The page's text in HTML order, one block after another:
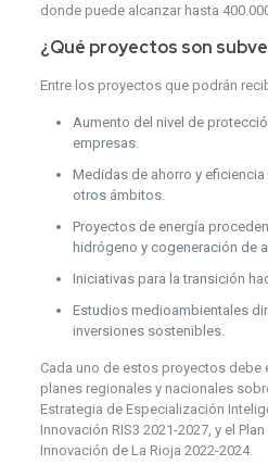
donde puede alcanzar hasta
¿Qué proyectos son
Entre los proyectos que podrán
Aumento del nivel de
empresas.
Medidas de ahorro y
otros ámbitos.
Proyectos de energía
hidrógeno y cogeneración de
Iniciativas para la transición
Estudios medioambientales
inversiones sostenibles.
Cada uno de estos proyectos debe
planes regionales y nacionales
Estrategia de Especialización
Innovación RIS3 2021-2027, y el
Innovación de La Rioja 2022-2024.